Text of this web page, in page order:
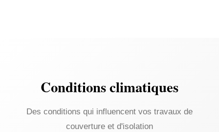
Conditions climatiques
Des conditions qui influencent vos travaux de
couverture et d'isolation